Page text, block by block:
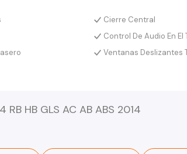
Cierre Central
Control De Audio En El
Ventanas Deslizantes
RB HB GLS AC AB ABS 2014